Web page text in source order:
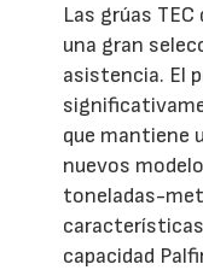
Las grúas
una gran
asistencia. El
que mantiene
nuevos
toneladas-
capacidad